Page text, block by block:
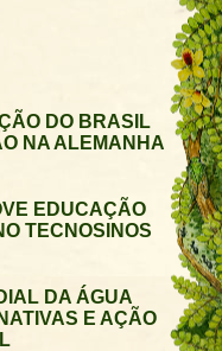
DO BRASIL
NA ALEMANHA
EDUCAÇÃO
TECNOSINOS
DA ÁGUA
E AÇÃO